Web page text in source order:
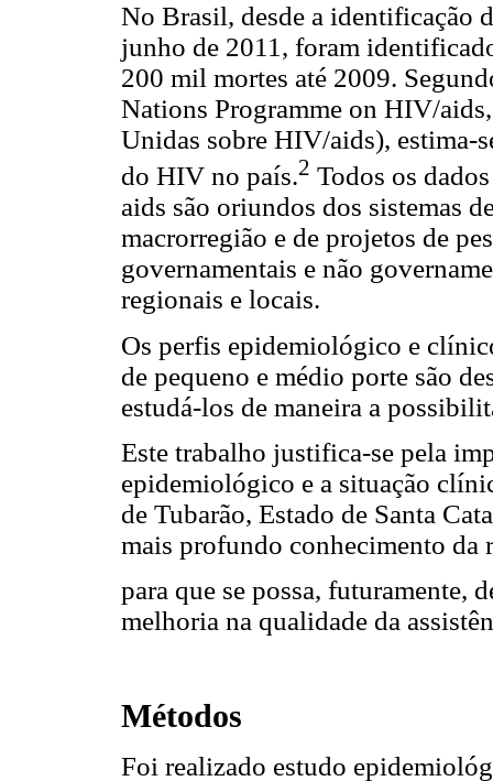
No Brasil, desde a identificação
junho de 2011, foram
200 mil mortes até 2009.
Nations Programme on HIV/
Unidas sobre HIV/aids), estima-
do HIV no país.2 Todos os
aids são oriundos dos sistemas
macrorregião e de projetos de
governamentais e não
regionais e locais.
Os perfis epidemiológico e
de pequeno e médio porte são
estudá-los de maneira a
Este trabalho justifica-se pela
epidemiológico e a situação
de Tubarão, Estado de Santa
mais profundo conhecimento da
para que se possa, futuramente,
melhoria na qualidade da
Métodos
Foi realizado estudo